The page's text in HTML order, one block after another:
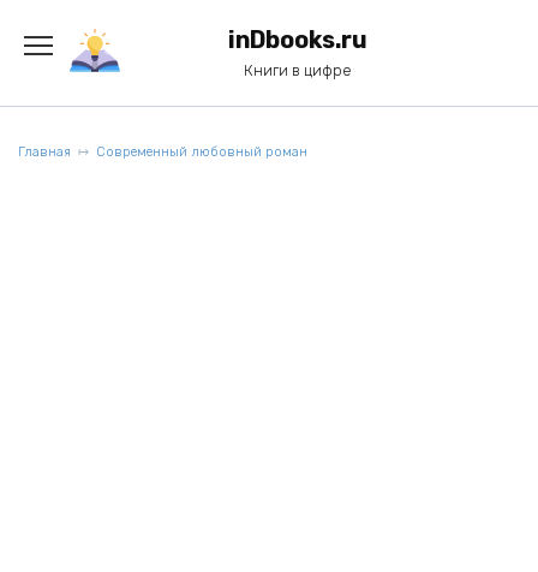
содержанию
inDbooks.ru
Книги в цифре
Главная Современный любовный роман